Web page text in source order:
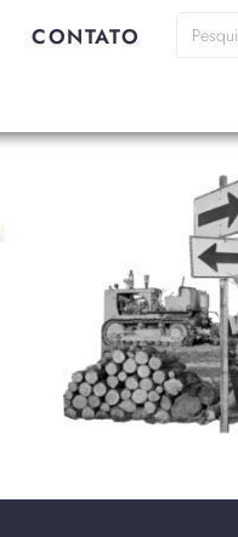
CONTATO